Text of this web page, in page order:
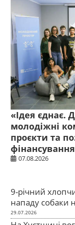
«Ідея єднає.
молодіжні
проєкти та
фінансування
07.08.2026
9-річний
нападу собаки
29.07.2026